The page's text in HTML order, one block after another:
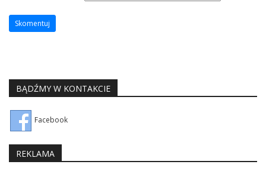
BĄDŹMY W KONTAKCIE
Facebook
REKLAMA